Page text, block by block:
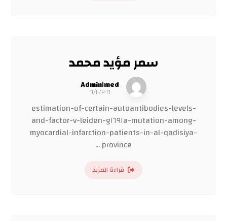
سمر مؤيد محمد
Admin١med
٠٦/١١/٢٠١٦
estimation-of-certain-autoantibodies-levels-
and-factor-v-leiden-g١٦٩١a-mutation-among-
myocardial-infarction-patients-in-al-qadisiya-
province ...
قراءة المزيد